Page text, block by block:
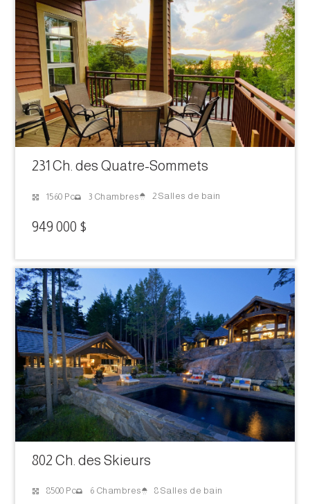
231 Ch. des Quatre-Sommets
1560 Pc 3 Chambres 2 Salles de bain
949 000 $
802 Ch. des Skieurs
8500 Pc 6 Chambres 8 Salles de bain